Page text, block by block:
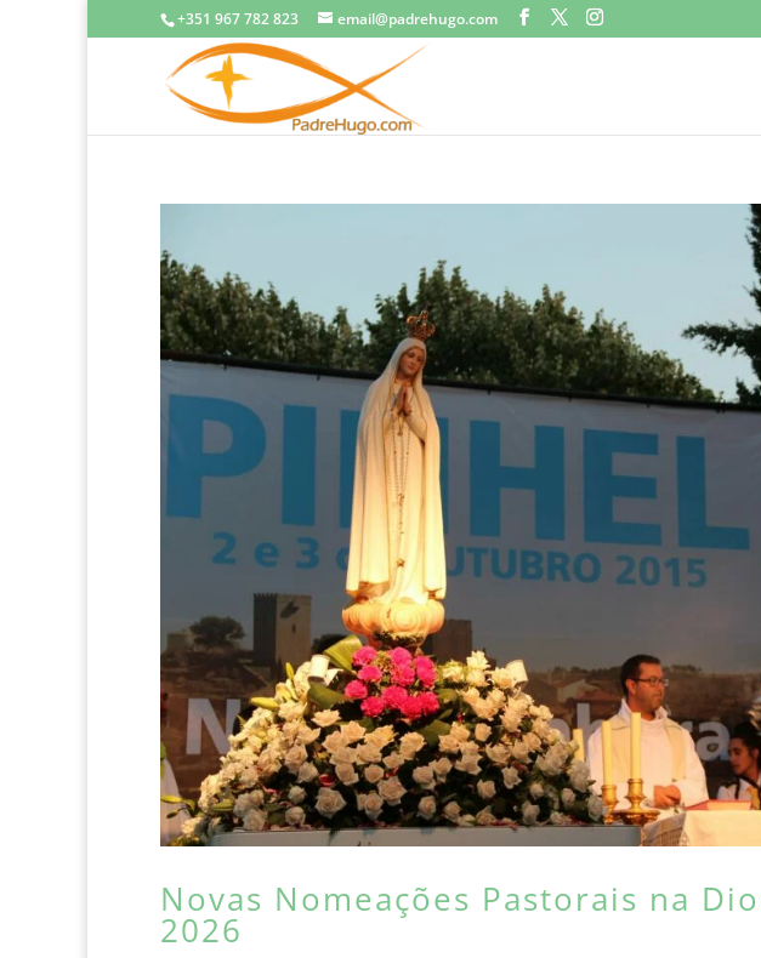
+351 967 782 823 email@padrehugo.com
Novas Nomeações Pastorais na
2026